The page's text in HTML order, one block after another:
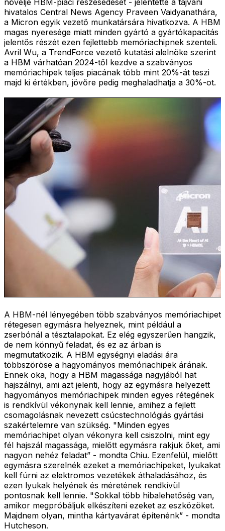
hivatalos Central News Agency Praveen Vaidyanathára,
a Micron egyik vezető munkatársára hivatkozva. A HBM
magas nyeresége miatt minden gyártó a gyártókapacitás
jelentős részét ezen fejlettebb memóriachipnek szenteli.
Avril Wu, a TrendForce vezető kutatási alelnöke szerint
a HBM várhatóan 2024-től kezdve a szabványos
memóriachipek teljes piacának több mint 20%-át teszi
majd ki értékben, jövőre pedig meghaladhatja a 30%-ot.
A HBM-nél lényegében több szabványos memóriachipet
rétegesen egymásra helyeznek, mint például a
zserbónál a tésztalapokat. Ez elég egyszerűen hangzik,
de nem könnyű feladat, és ez az árban is
megmutatkozik. A HBM egységnyi eladási ára
többszöröse a hagyományos memóriachipek árának.
Ennek oka, hogy a HBM magassága nagyjából hat
hajszálnyi, ami azt jelenti, hogy az egymásra helyezett
hagyományos memóriachipek minden egyes rétegének
is rendkívül vékonynak kell lennie, amihez a fejlett
csomagolásnak nevezett csúcstechnológiás gyártási
szakértelemre van szükség. "Minden egyes
memóriachipet olyan vékonyra kell csiszolni, mint egy
fél hajszál magassága, mielőtt egymásra rakjuk őket, ami
nagyon nehéz feladat” - mondta Chiu. Ezenfelül, mielőtt
egymásra szerelnék ezeket a memóriachipeket, lyukakat
kell fúrni az elektromos vezetékek áthaladásához, és
ezen lyukak helyének és méretének rendkívül
pontosnak kell lennie. "Sokkal több hibalehetőség van,
amikor megpróbáljuk elkészíteni ezeket az eszközöket.
Majdnem olyan, mintha kártyavárat építenénk” - mondta
Hutcheson.